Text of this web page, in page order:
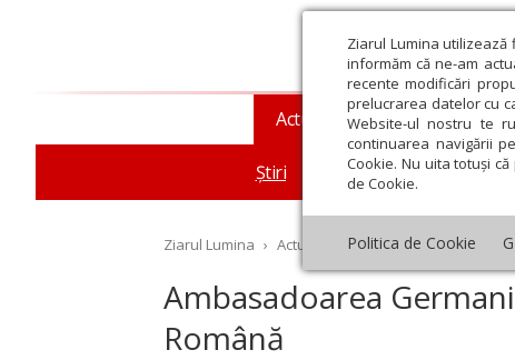
Ziarul Lumina
informăm că ne-am
recente modificări
prelucrarea datelor cu
Website-ul nostru te
continuarea navigării
Cookie. Nu uita totuși
de Cookie.
Politica de Cookie
Actualitate religioasă
Știri Mesaje și cuvântări
Ziarul Lumina › Actualitate religioasă › Știri ›
Ambasadoarea
Română